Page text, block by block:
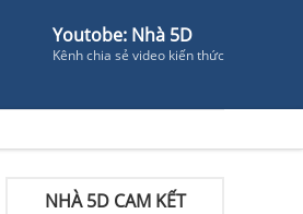
Youtobe: Nhà 5D
Kênh chia sẻ video kiến thức
NHÀ 5D CAM KẾT